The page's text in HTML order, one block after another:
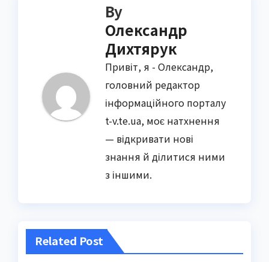
By
Олександр
Дихтярук
Привіт, я - Олександр,
головний редактор
інформаційного порталу
t-v.te.ua, моє натхнення
— відкривати нові
знання й ділитися ними
з іншими.
Related Post